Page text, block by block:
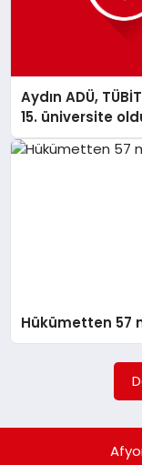
Aydın ADÜ,
15. üniversite
Hükümetten 57